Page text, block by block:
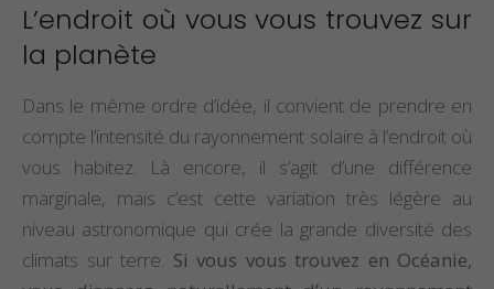
L’endroit où vous vous trouvez sur
la planète
Dans le même ordre d’idée, il convient de prendre en
compte l’intensité du rayonnement solaire à l’endroit où
vous habitez. Là encore, il s’agit d’une différence
marginale, mais c’est cette variation très légère au
niveau astronomique qui crée la grande diversité des
climats sur terre. Si vous vous trouvez en Océanie,